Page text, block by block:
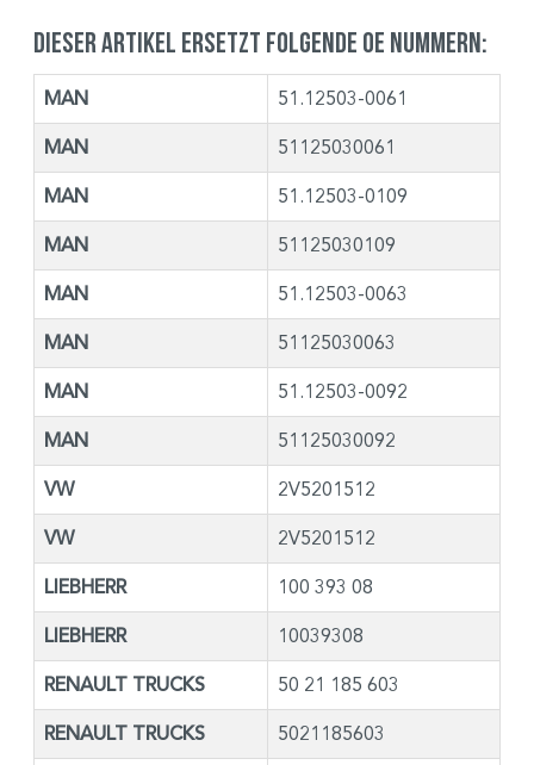
Dieser Artikel ersetzt folgende OE Nummern:
MAN 51.12503-0061
MAN 51125030061
MAN 51.12503-0109
MAN 51125030109
MAN 51.12503-0063
MAN 51125030063
MAN 51.12503-0092
MAN 51125030092
VW 2V5201512
VW 2V5201512
LIEBHERR 100 393 08
LIEBHERR 10039308
RENAULT TRUCKS 50 21 185 603
RENAULT TRUCKS 5021185603